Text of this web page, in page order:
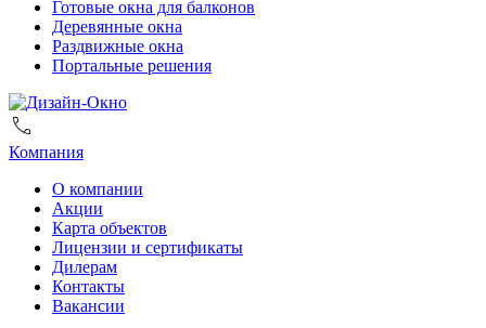
Готовые окна для балконов
Деревянные окна
Раздвижные окна
Портальные решения
Компания
О компании
Акции
Карта объектов
Лицензии и сертификаты
Дилерам
Контакты
Вакансии